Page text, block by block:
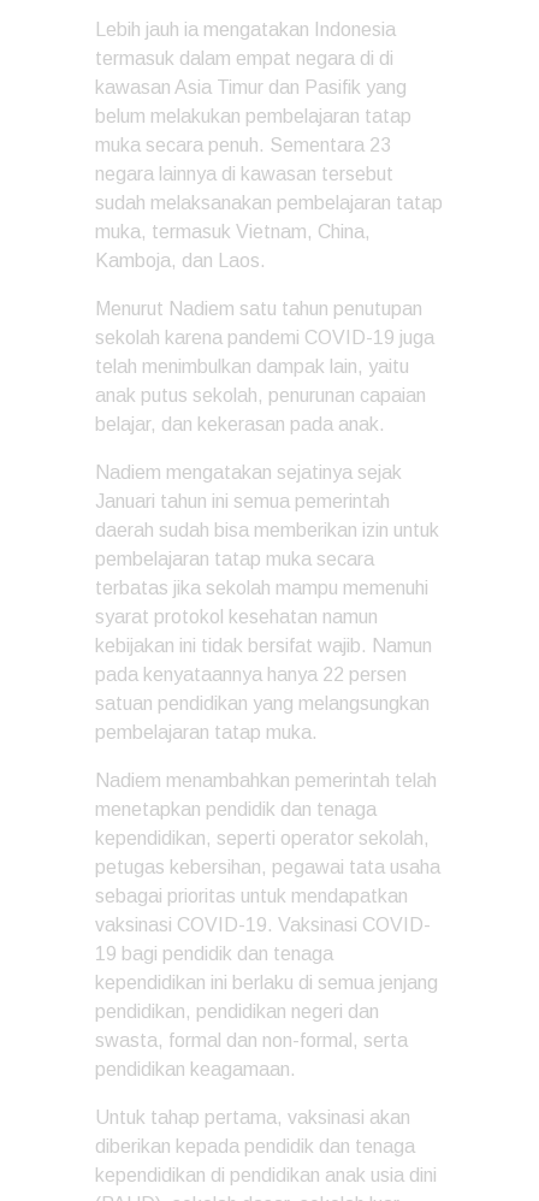
Lebih jauh ia mengatakan Indonesia
termasuk dalam empat negara di di
kawasan Asia Timur dan Pasifik yang
belum melakukan pembelajaran tatap
muka secara penuh. Sementara 23
negara lainnya di kawasan tersebut
sudah melaksanakan pembelajaran tatap
muka, termasuk Vietnam, China,
Kamboja, dan Laos.
Menurut Nadiem satu tahun penutupan
sekolah karena pandemi COVID-19 juga
telah menimbulkan dampak lain, yaitu
anak putus sekolah, penurunan capaian
belajar, dan kekerasan pada anak.
Nadiem mengatakan sejatinya sejak
Januari tahun ini semua pemerintah
daerah sudah bisa memberikan izin untuk
pembelajaran tatap muka secara
terbatas jika sekolah mampu memenuhi
syarat protokol kesehatan namun
kebijakan ini tidak bersifat wajib. Namun
pada kenyataannya hanya 22 persen
satuan pendidikan yang melangsungkan
pembelajaran tatap muka.
Nadiem menambahkan pemerintah telah
menetapkan pendidik dan tenaga
kependidikan, seperti operator sekolah,
petugas kebersihan, pegawai tata usaha
sebagai prioritas untuk mendapatkan
vaksinasi COVID-19. Vaksinasi COVID-
19 bagi pendidik dan tenaga
kependidikan ini berlaku di semua jenjang
pendidikan, pendidikan negeri dan
swasta, formal dan non-formal, serta
pendidikan keagamaan.
Untuk tahap pertama, vaksinasi akan
diberikan kepada pendidik dan tenaga
kependidikan di pendidikan anak usia dini